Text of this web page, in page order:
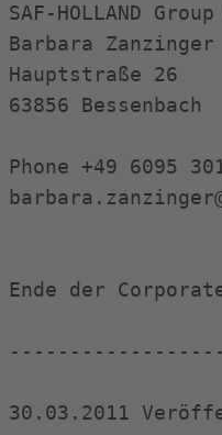
SAF-HOLLAND Group
Barbara Zanzinger
Hauptstraße 26
63856 Bessenbach
Phone +49 6095
Ende der
30.03.2011